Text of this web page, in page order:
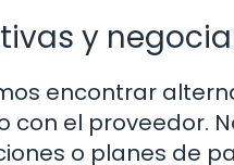
y
encontrar
con el proveedor.
o planes de